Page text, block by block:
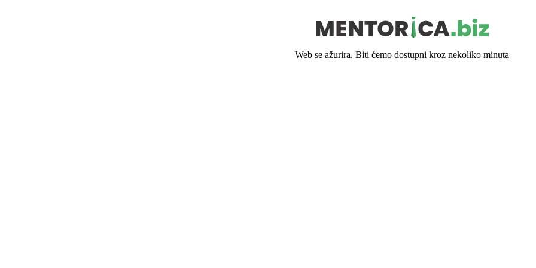
Web se ažurira. Biti ćemo dostupni kroz nekoliko minuta